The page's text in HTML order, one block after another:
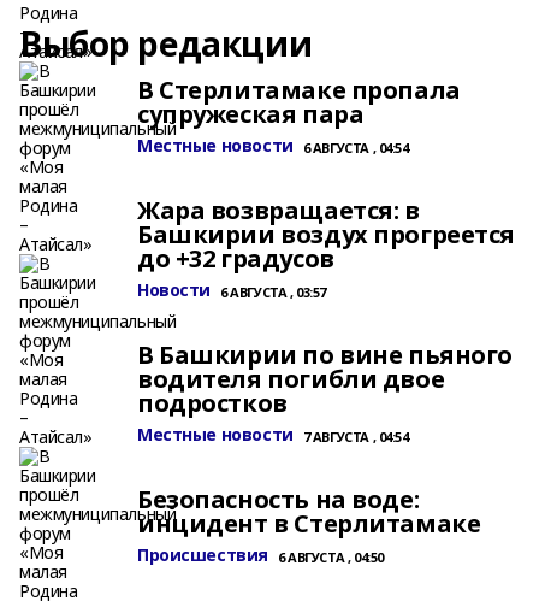
Выбор редакции
В Стерлитамаке пропала
супружеская пара
Местные новости 6 АВГУСТА , 04:54
Жара возвращается: в
Башкирии воздух прогреется
до +32 градусов
Новости 6 АВГУСТА , 03:57
В Башкирии по вине пьяного
водителя погибли двое
подростков
Местные новости 7 АВГУСТА , 04:54
Безопасность на воде:
инцидент в Стерлитамаке
Происшествия 6 АВГУСТА , 04:50